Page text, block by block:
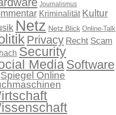
Journalismus
Kriminalität Kultur
Netz Netz.Blick Online-Talk
Privacy Recht Scam
Security
MediaSoftware
Spiegel Online